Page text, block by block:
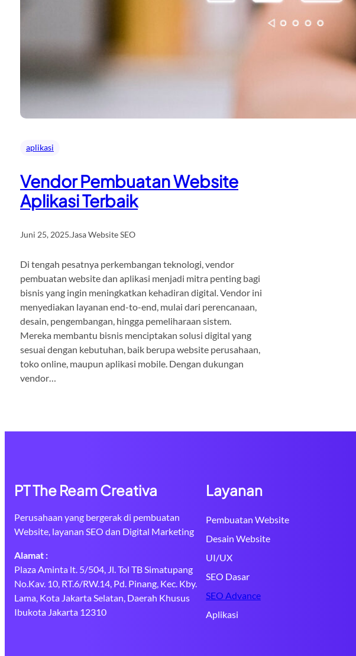
aplikasi
Vendor Pembuatan Website
Aplikasi Terbaik
Juni 25, 2025.Jasa Website SEO
Di tengah pesatnya perkembangan teknologi, vendor
pembuatan website dan aplikasi menjadi mitra penting bagi
bisnis yang ingin meningkatkan kehadiran digital. Vendor ini
menyediakan layanan end-to-end, mulai dari perencanaan,
desain, pengembangan, hingga pemeliharaan sistem.
Mereka membantu bisnis menciptakan solusi digital yang
sesuai dengan kebutuhan, baik berupa website perusahaan,
toko online, maupun aplikasi mobile. Dengan dukungan
vendor…
PT The Ream Creativa
Perusahaan yang bergerak di pembuatan
Website, layanan SEO dan Digital Marketing
Alamat :
Plaza Aminta lt. 5/504, Jl. Tol TB Simatupang
No.Kav. 10, RT.6/RW.14, Pd. Pinang, Kec. Kby.
Lama, Kota Jakarta Selatan, Daerah Khusus
Ibukota Jakarta 12310
Layanan
Pembuatan Website
Desain Website
UI/UX
SEO Dasar
SEO Advance
Aplikasi